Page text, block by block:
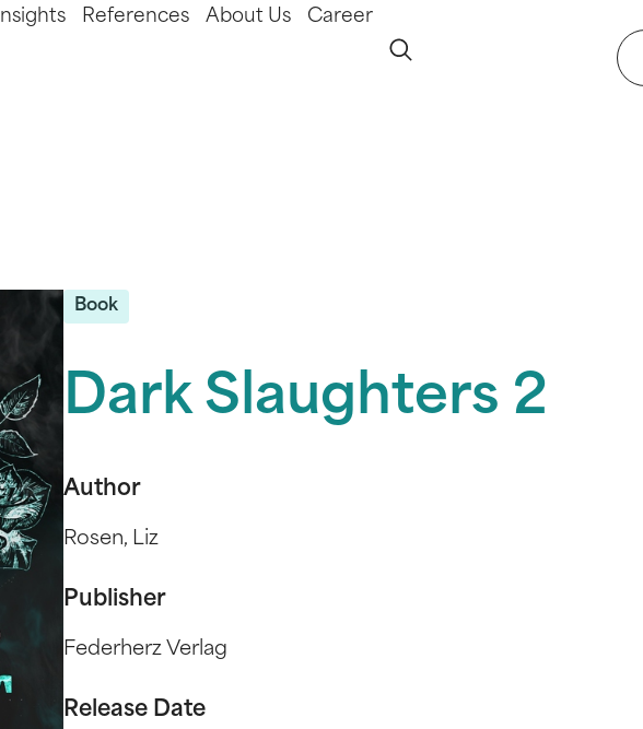
Insights References About Us Career
Book
Dark Slaughters 2
Author
Rosen, Liz
Publisher
Federherz Verlag
Release Date